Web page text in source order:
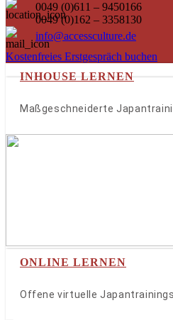
0049 (0)611 – 9450166
0049 (0)162 – 3358130
info@accessculture.de
Kostenfreies Erstgespräch buchen
INHOUSE LERNEN
Maßgeschneiderte
ONLINE LERNEN
Offene virtuelle Japantrainings